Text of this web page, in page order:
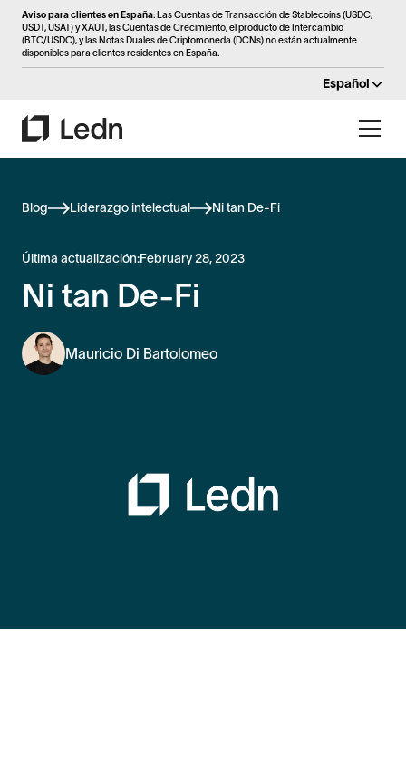
Aviso para clientes en España: Las Cuentas de Transacción de Stablecoins (USDC,
USDT, USAT) y XAUT, las Cuentas de Crecimiento, el producto de Intercambio
(BTC/USDC), y las Notas Duales de Criptomoneda (DCNs) no están actualmente
disponibles para clientes residentes en España.
Español
Blog Liderazgo intelectual Ni tan De-Fi
Última actualización:February 28, 2023
Ni tan De-Fi
Mauricio Di Bartolomeo